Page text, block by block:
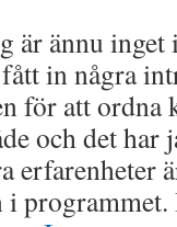
är ännu
in några
för att ordna
och det har
erfarenheter
i